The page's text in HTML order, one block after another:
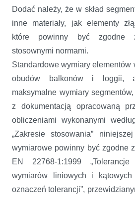
Dodać należy, że w skład
inne materiały, jak elementy
które powinny być zgodne
stosownymi normami.
Standardowe wymiary elementów
obudów balkonów i loggii,
maksymalne wymiary
z dokumentacją opracowaną
obliczeniami wykonanymi
„Zakresie stosowania”
wymiarowe powinny być zgodne
EN 22768-1:1999
wymiarów liniowych i kątowych
oznaczeń tolerancji”,